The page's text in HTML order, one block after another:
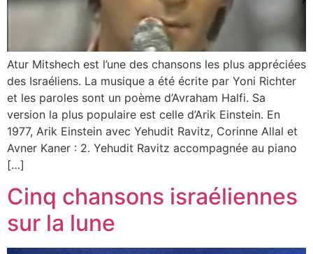
Atur Mitshech est l’une des chansons les plus appréciées
des Israéliens. La musique a été écrite par Yoni Richter
et les paroles sont un poème d’Avraham Halfi. Sa
version la plus populaire est celle d’Arik Einstein. En
1977, Arik Einstein avec Yehudit Ravitz, Corinne Allal et
Avner Kaner : 2. Yehudit Ravitz accompagnée au piano
[…]
Cinq chansons israéliennes
sur la lune